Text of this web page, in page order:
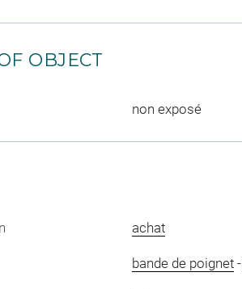
OBJECT
non exposé
achat
bande de poignet-